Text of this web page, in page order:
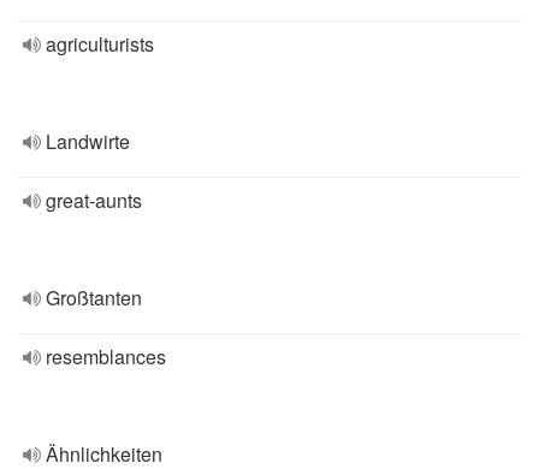
agriculturists
Landwirte
great-aunts
Großtanten
resemblances
Ähnlichkeiten